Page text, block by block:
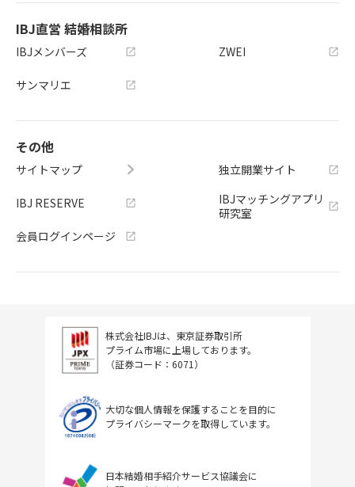
IBJ直営 結婚相談所
IBJメンバーズ
サンマリエ
ZWEI
その他
サイトマップ
IBJ RESERVE
会員ログインページ
独立開業サイト
IBJマッチングアプリ
研究室
株式会社IBJは、東京証券取引所
プライム市場に上場しております。
（証券コード：6071）
大切な個人情報を保護することを目的に
プライバシーマークを取得しています。
日本結婚相手紹介サービス協議会に